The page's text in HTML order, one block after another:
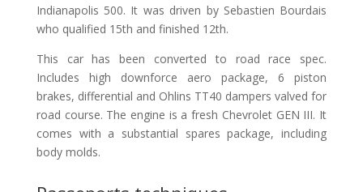
Indianapolis 500. It was driven by Sebastien Bourdais
who qualified 15th and finished 12th.
This car has been converted to road race spec.
Includes high downforce aero package, 6 piston
brakes, differential and Ohlins TT40 dampers valved for
road course. The engine is a fresh Chevrolet GEN III. It
comes with a substantial spares package, including
body molds.